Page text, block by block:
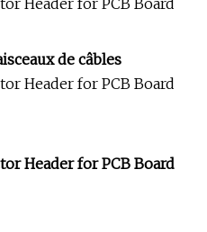
de câbles